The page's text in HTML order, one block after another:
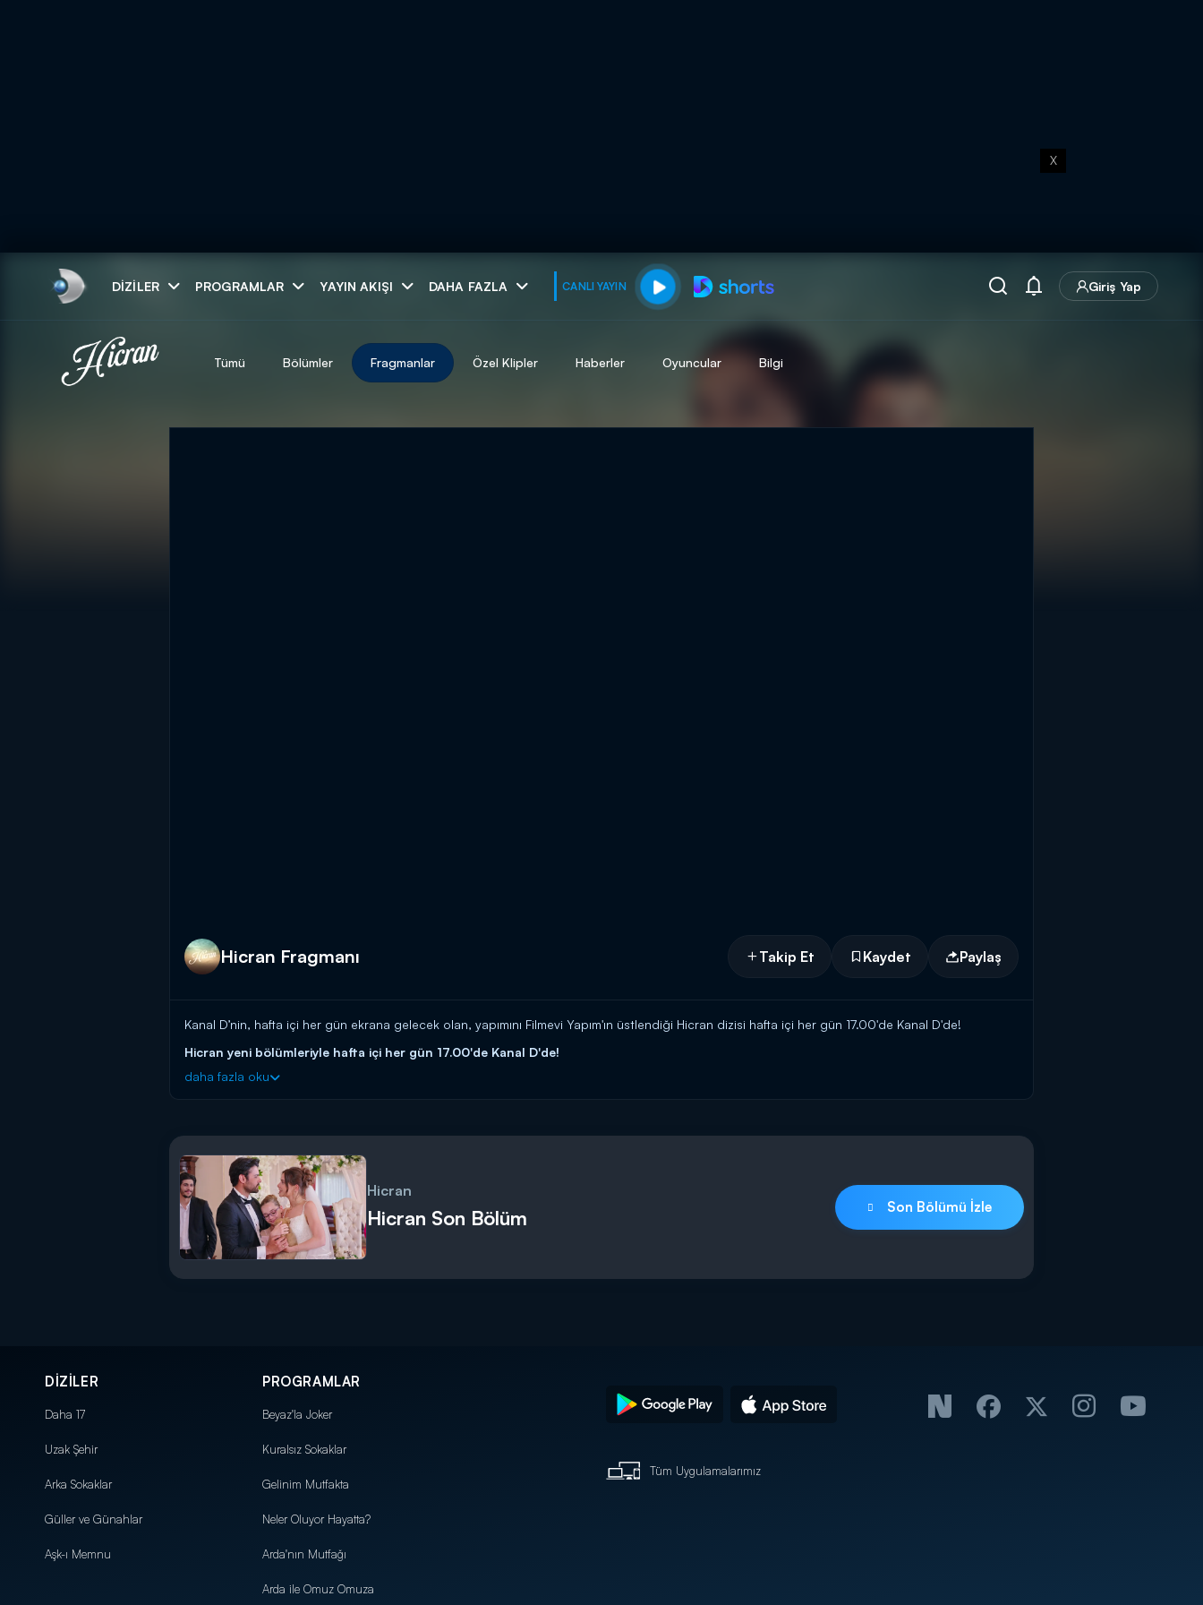
X
DIZILER PROGRAMLAR YAYIN AKIŞI DAHA FAZLA CANLI YAYIN Giriş Yap
muhteşem ikili
ARAMA SONUÇLARI
Tümü Bölümler Fragmanlar Özel Klipler Haberler Oyuncular Bilgi
Hicran Fragmanı Takip Et Kaydet Paylaş
Kanal D’nin, hafta içi her gün ekrana gelecek olan, yapımını Filmevi Yapım'ın üstlendiği Hicran dizisi hafta içi her gün 17.00'de Kanal D'de!
Hicran yeni bölümleriyle hafta içi her gün 17.00'de Kanal D'de!
daha fazla oku
Hicran
Hicran Son Bölüm Son Bölümü İzle
DİZİLER
Daha 17
Uzak Şehir
Arka Sokaklar
Güller ve Günahlar
Aşk-ı Memnu
PROGRAMLAR
Beyaz'la Joker
Kuralsız Sokaklar
Gelinim Mutfakta
Neler Oluyor Hayatta?
Arda'nın Mutfağı
Arda ile Omuz Omuza
Tüm Uygulamalarımız